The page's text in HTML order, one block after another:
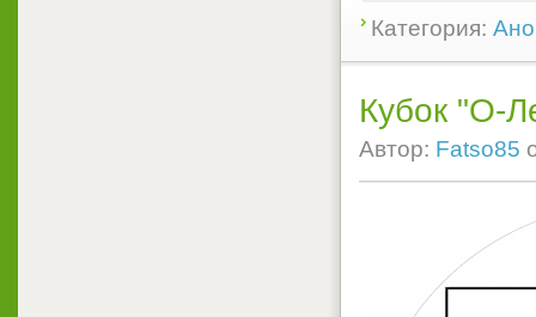
Категория:
Кубок "О-
Автор: Fatso85